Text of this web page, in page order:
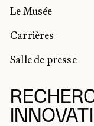
Le Musée
Carrières
Salle de presse